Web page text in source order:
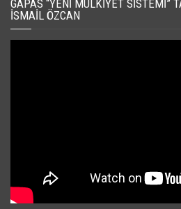
GAPAS “YENI MÜLKIYET SISTEMI”
İSMAIL ÖZCAN